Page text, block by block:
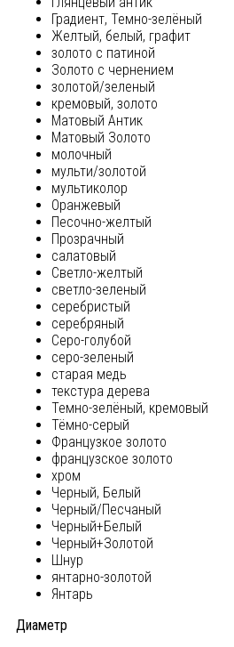
Градиент, Темно-зелёный
Желтый, белый, графит
золото с патиной
Золото с чернением
золотой/зеленый
кремовый, золото
Матовый Антик
Матовый Золото
молочный
мульти/золотой
мультиколор
Оранжевый
Песочно-желтый
Прозрачный
салатовый
Светло-желтый
светло-зеленый
серебристый
серебряный
Серо-голубой
серо-зеленый
старая медь
текстура дерева
Темно-зелёный, кремовый
Тёмно-серый
Французкое золото
французское золото
хром
Черный, Белый
Черный/Песчаный
Черный+Белый
Черный+Золотой
Шнур
янтарно-золотой
Янтарь
Диаметр